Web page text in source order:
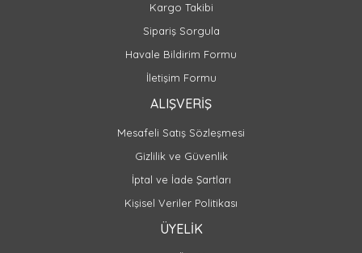
Kargo Takibi
Sipariş Sorgula
Havale Bildirim Formu
İletişim Formu
ALIŞVERİŞ
Mesafeli Satış Sözleşmesi
Gizlilik ve Güvenlik
İptal ve İade Şartları
Kişisel Veriler Politikası
ÜYELİK